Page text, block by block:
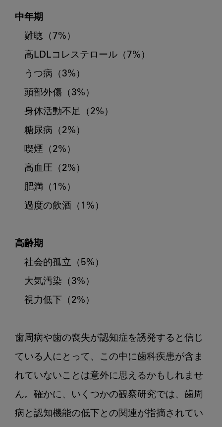
中年期
難聴（7%）
高LDLコレステロール（7%）
うつ病（3%）
頭部外傷（3%）
身体活動不足（2%）
糖尿病（2%）
喫煙（2%）
高血圧（2%）
肥満（1%）
過度の飲酒（1%）
高齢期
社会的孤立（5%）
大気汚染（3%）
視力低下（2%）
歯周病や歯の喪失が認知症を誘発すると信じ
ている人にとって、この中に歯科疾患が含ま
れていないことは意外に思えるかもしれませ
ん。確かに、いくつかの観察研究では、歯周
病と認知機能の低下との関連が指摘されてい